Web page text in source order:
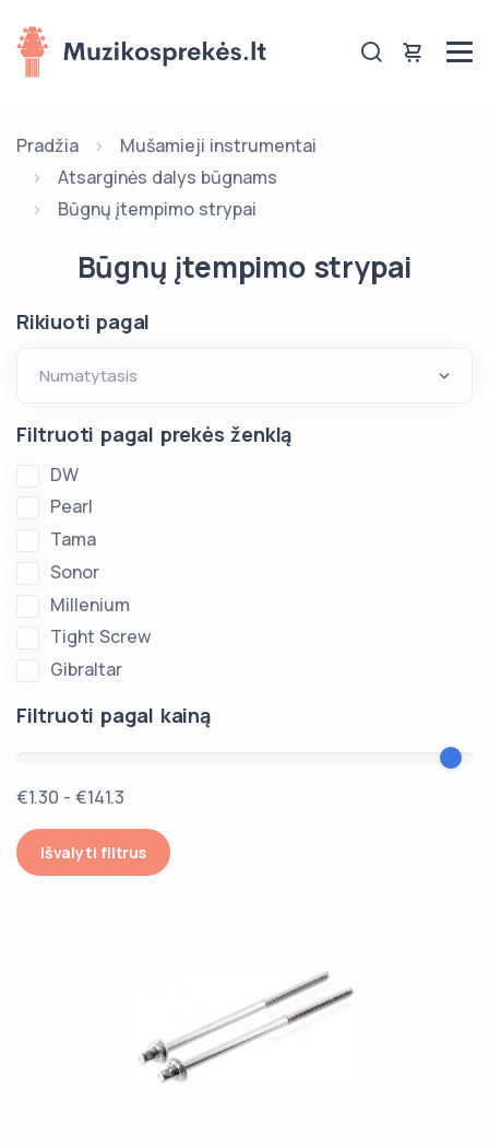
Pradžia
Mušamieji instrumentai
Atsarginės dalys būgnams
Būgnų įtempimo strypai
Būgnų įtempimo strypai
Rikiuoti pagal
Filtruoti pagal prekės ženklą
DW
Pearl
Tama
Sonor
Millenium
Tight Screw
Gibraltar
Filtruoti pagal kainą
€1.30 - €141.3
Išvalyti filtrus